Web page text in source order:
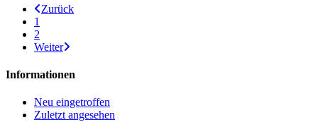
Zurück
1
2
Weiter
Informationen
Neu eingetroffen
Zuletzt angesehen